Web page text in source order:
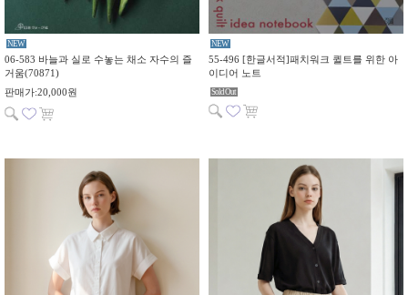
NEW
06-583 바늘과 실로 수놓는 채소 자수의 즐
거움(70871)
판매가:20,000원
NEW
55-496 [한글서적]패치워크 퀼트를 위한 아
이디어 노트
Sold Out